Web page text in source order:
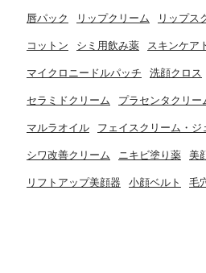
唇パック リップクリーム リップス
コットン シミ用飲み薬 スキンケア
マイクロニードルパッチ 洗顔クロス
セラミドクリーム プラセンタクリー
マルラオイル フェイスクリーム・ジ
シワ改善クリーム ニキビ塗り薬 美
リフトアップ美顔器 小顔ベルト 毛